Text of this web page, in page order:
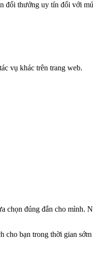
đổi thưởng uy tín đối với
vụ khác trên trang web.
chọn đúng đắn cho mình.
cho bạn trong thời gian sớm